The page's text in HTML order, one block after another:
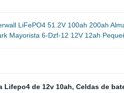
LiFePO4 51.2V 100ah 200ah
Mayorista 6-Dzf-12 12V 12ah
Lifepo4 de 12v 10ah, Celdas de